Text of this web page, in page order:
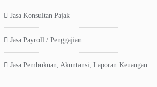
Jasa Konsultan Pajak
Jasa Payroll / Penggajian
Jasa Pembukuan, Akuntansi, Laporan Keuangan